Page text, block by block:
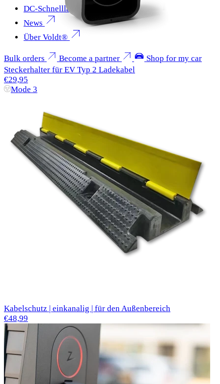
DC-Schnellladen
News
Über Voldt®
Bulk orders Become a partner
Shop for my car
Steckerhalter für EV Typ 2 Ladekabel
€29,95
Mode 3
Kabelschutz | einkanalig | für den Außenbereich
€48,99